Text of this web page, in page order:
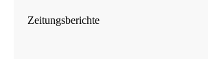
Zeitungsberichte